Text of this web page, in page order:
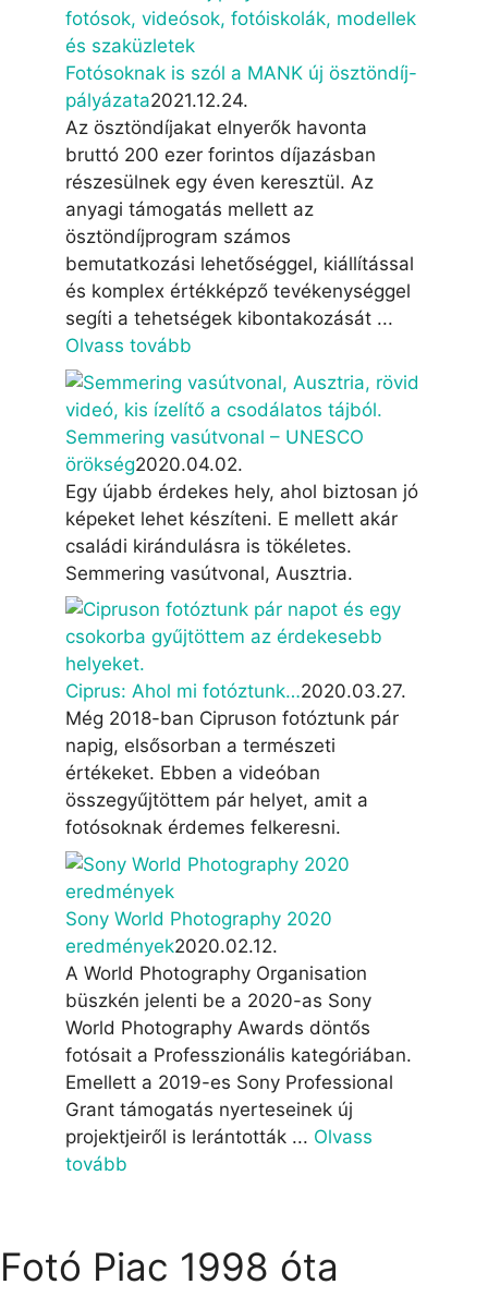
Fotósoknak is szól a MANK új ösztöndíj-
pályázata2021.12.24.
Az ösztöndíjakat elnyerők havonta
bruttó 200 ezer forintos díjazásban
részesülnek egy éven keresztül. Az
anyagi támogatás mellett az
ösztöndíjprogram számos
bemutatkozási lehetőséggel, kiállítással
és komplex értékképző tevékenységgel
segíti a tehetségek kibontakozását ...
Olvass tovább
Semmering vasútvonal – UNESCO
örökség2020.04.02.
Egy újabb érdekes hely, ahol biztosan jó
képeket lehet készíteni. E mellett akár
családi kirándulásra is tökéletes.
Semmering vasútvonal, Ausztria.
Ciprus: Ahol mi fotóztunk…2020.03.27.
Még 2018-ban Cipruson fotóztunk pár
napig, elsősorban a természeti
értékeket. Ebben a videóban
összegyűjtöttem pár helyet, amit a
fotósoknak érdemes felkeresni.
Sony World Photography 2020
eredmények2020.02.12.
A World Photography Organisation
büszkén jelenti be a 2020-as Sony
World Photography Awards döntős
fotósait a Professzionális kategóriában.
Emellett a 2019-es Sony Professional
Grant támogatás nyerteseinek új
projektjeiről is lerántották ... Olvass
tovább
Fotó Piac 1998 óta